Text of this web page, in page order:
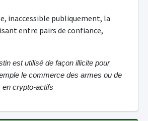
inaccessible publiquement, la
entre pairs de confiance,
est utilisé de façon illicite pour
le commerce des armes ou de
en crypto-actifs